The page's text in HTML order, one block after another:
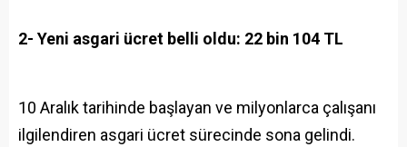
2- Yeni asgari ücret belli oldu: 22 bin 104 TL
10 Aralık tarihinde başlayan ve milyonlarca çalışanı
ilgilendiren asgari ücret sürecinde sona gelindi.